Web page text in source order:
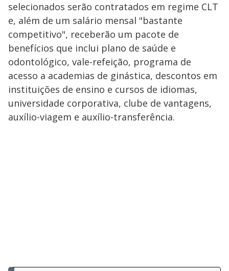
selecionados serão contratados em regime CLT
e, além de um salário mensal "bastante
competitivo", receberão um pacote de
benefícios que inclui plano de saúde e
odontológico, vale-refeição, programa de
acesso a academias de ginástica, descontos em
instituições de ensino e cursos de idiomas,
universidade corporativa, clube de vantagens,
auxílio-viagem e auxílio-transferência.